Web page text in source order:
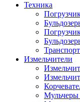
Техника
Измельчители
Мульчеры